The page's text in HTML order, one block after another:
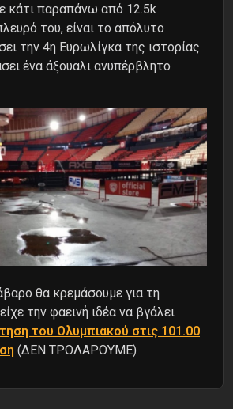
κάτι παραπάνω από 12.5k
του, είναι το απόλυτο
την 4η Ευρωλίγκα της ιστορίας
ένα άξουαλι ανυπέρβλητο
θα κρεμάσουμε για τη
την φαεινή ιδέα να βγάλει
του Ολυμπιακού στις 101.00
(ΔΕΝ ΤΡΟΛΑΡΟΥΜΕ)